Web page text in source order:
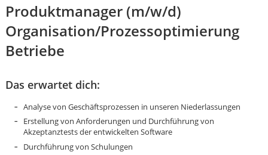
Produktmanager (m/w/d)
Organisation/Prozessoptimierung
Betriebe
Das erwartet dich:
Analyse von Geschäftsprozessen in unseren Niederlassungen
Erstellung von Anforderungen und Durchführung von
Akzeptanztests der entwickelten Software
Durchführung von Schulungen
Karte anzeigen